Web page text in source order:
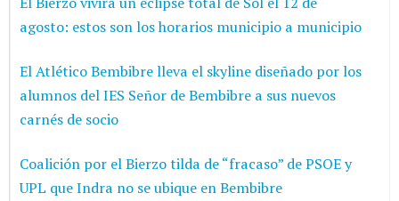
agosto: estos son los horarios municipio a municipio
El Atlético Bembibre lleva el skyline diseñado por los
alumnos del IES Señor de Bembibre a sus nuevos
carnés de socio
Coalición por el Bierzo tilda de “fracaso” de PSOE y
UPL que Indra no se ubique en Bembibre